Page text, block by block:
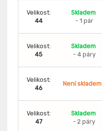
Velikost:
44
Skladem
- 1 pár
Velikost:
45
Skladem
- 4 páry
Velikost:
46
Není skladem
Velikost:
47
Skladem
- 2 páry